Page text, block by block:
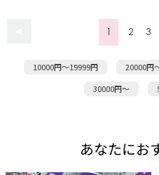
1 2 3
10000円～19999円 20000円
30000円～
あなたにお